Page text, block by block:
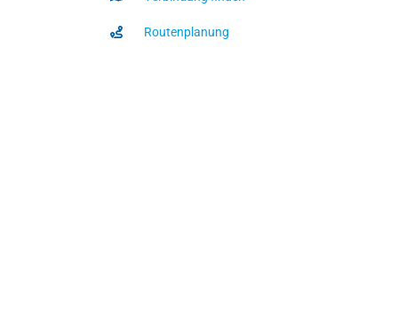
Routenplanung